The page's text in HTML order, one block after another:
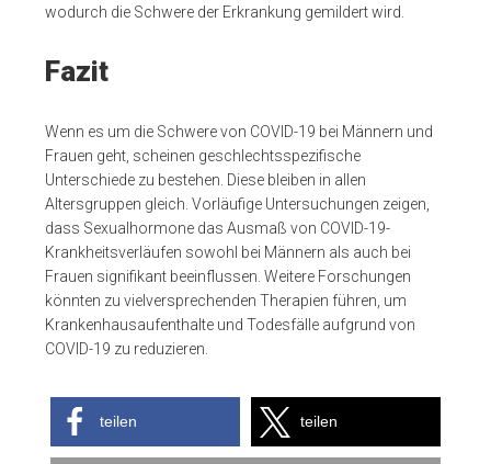
wodurch die Schwere der Erkrankung gemildert wird.
Fazit
Wenn es um die Schwere von COVID-19 bei Männern und
Frauen geht, scheinen geschlechtsspezifische
Unterschiede zu bestehen. Diese bleiben in allen
Altersgruppen gleich. Vorläufige Untersuchungen zeigen,
dass Sexualhormone das Ausmaß von COVID-19-
Krankheitsverläufen sowohl bei Männern als auch bei
Frauen signifikant beeinflussen. Weitere Forschungen
könnten zu vielversprechenden Therapien führen, um
Krankenhausaufenthalte und Todesfälle aufgrund von
COVID-19 zu reduzieren.
teilen teilen